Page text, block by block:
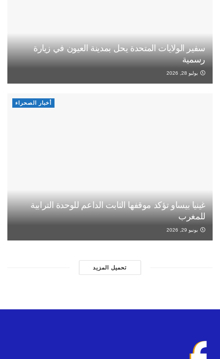
سفير الولايات المتحدة يحل بمدينة العيون في زيارة
رسمية
يوليو 28, 2026
أخبار الصحراء
غينيا بيساو تؤكد موقفها الثابت الداعم للوحدة الترابية
للمغرب
يونيو 29, 2026
تحميل المزيد